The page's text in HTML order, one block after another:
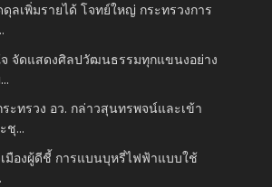
ลเพิ่มรายได้ โจทย์ใหญ่ กระทรวงการ
จัดแสดงศิลปวัฒนธรรมทุกแขนงอย่าง
ะทรวง อว. กล่าวสุนทรพจน์และเข้า
ชุ...
มืองผู้ดีชี้ การแบนบุหรี่ไฟฟ้าแบบใช้